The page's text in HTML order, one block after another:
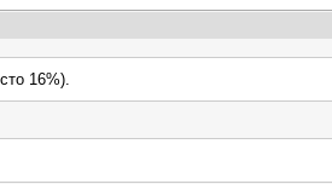
16%).